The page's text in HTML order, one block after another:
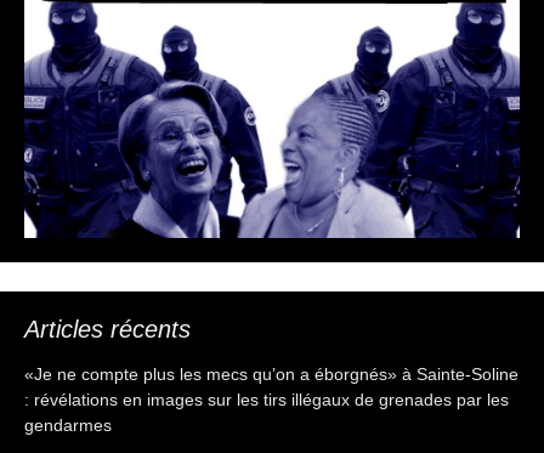
Articles récents
«Je ne compte plus les mecs qu’on a éborgnés» à Sainte-Soline
: révélations en images sur les tirs illégaux de grenades par les
gendarmes